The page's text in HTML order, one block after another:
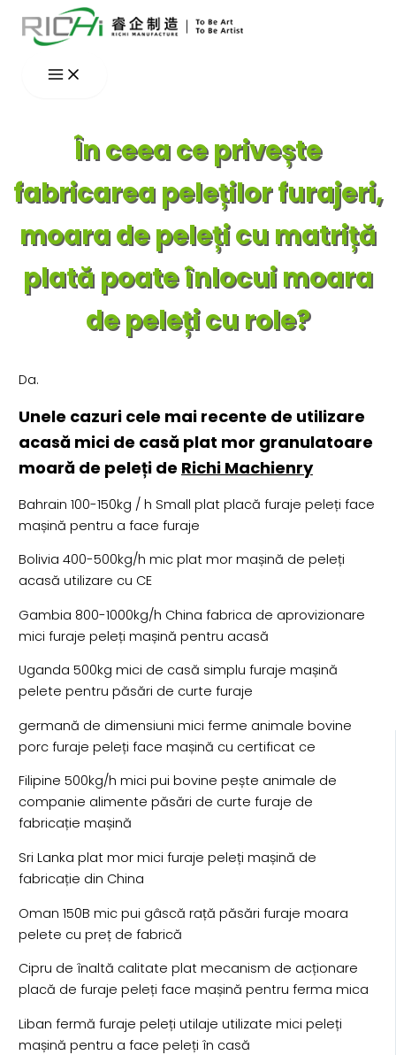
Skip
În ceea ce privește
fabricarea peleților furajeri,
moara de peleți cu matriță
plată poate înlocui moara
de peleți cu role?
Da.
Unele cazuri cele mai recente de utilizare
acasă mici de casă plat mor granulatoare
moară de peleți de Richi Machienry
Bahrain 100-150kg / h Small plat placă furaje peleți face
mașină pentru a face furaje
Bolivia 400-500kg/h mic plat mor mașină de peleți
acasă utilizare cu CE
Gambia 800-1000kg/h China fabrica de aprovizionare
mici furaje peleți mașină pentru acasă
Uganda 500kg mici de casă simplu furaje mașină
pelete pentru păsări de curte furaje
germană de dimensiuni mici ferme animale bovine
porc furaje peleți face mașină cu certificat ce
Filipine 500kg/h mici pui bovine pește animale de
companie alimente păsări de curte furaje de
fabricație mașină
Sri Lanka plat mor mici furaje peleți mașină de
fabricație din China
Oman 150B mic pui gâscă rață păsări furaje moara
pelete cu preț de fabrică
Cipru de înaltă calitate plat mecanism de acționare
placă de furaje peleți face mașină pentru ferma mica
Liban fermă furaje peleți utilaje utilizate mici peleți
mașină pentru a face peleți în casă